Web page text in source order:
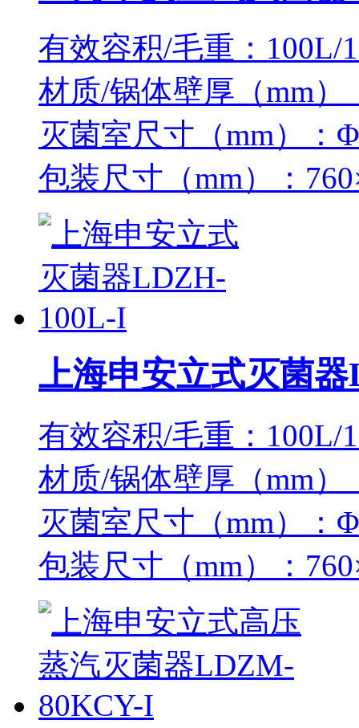
有效容积/毛重：100L/
材质/锅体壁厚（mm）
灭菌室尺寸（mm）：
包装尺寸（mm）：
上海申安立式灭菌
有效容积/毛重：100L/
材质/锅体壁厚（mm）
灭菌室尺寸（mm）：
包装尺寸（mm）：